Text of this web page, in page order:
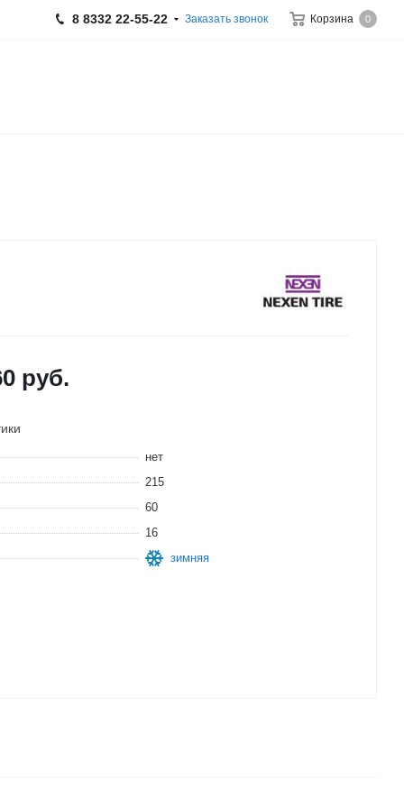
Корзина 0
8 8332 22-55-22 Заказать звонок
руб.
нет
215
60
16
зимняя